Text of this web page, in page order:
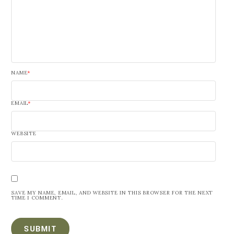
NAME*
EMAIL*
WEBSITE
SAVE MY NAME, EMAIL, AND WEBSITE IN THIS BROWSER FOR THE NEXT
TIME I COMMENT.